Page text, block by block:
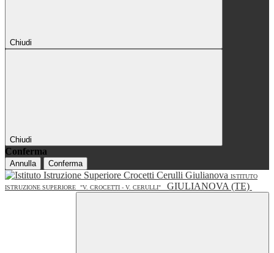
Chiudi
Chiudi
Conferma
Annulla Conferma
ISTITUTO
ISTRUZIONE SUPERIORE
"V. CROCETTI - V. CERULLI" GIULIANOVA (TE)